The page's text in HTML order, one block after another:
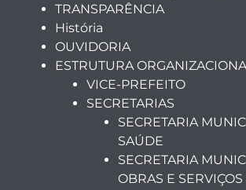
TRANSPARÊNCIA
História
OUVIDORIA
ESTRUTURA
VICE-PREFEITO
SECRETARIAS
SECRETARIA
SAÚDE
SECRETARIA
OBRAS E